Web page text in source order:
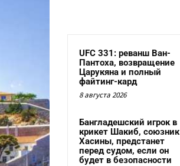
UFC 331: реванш Ван-
Пантоха, возвращение
Царукяна и полный
файтинг-кард
8 августа 2026
Бангладешский игрок в
крикет Шакиб, союзник
Хасины, предстанет
перед судом, если он
будет в безопасности